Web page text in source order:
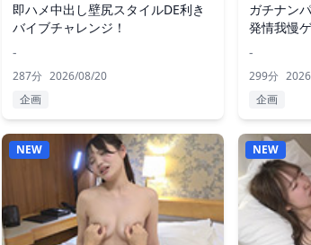
即ハメ中出し壁尻スタイルDE利き
バイブチャレンジ！
-
287分 2026/08/20
企画
ガチナン
発情我慢
-
299分
企画
NEW NEW